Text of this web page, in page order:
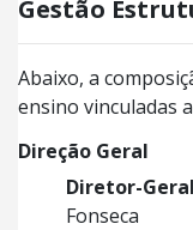
Gestão
Abaixo, a
ensino vinculadas
Direção Geral
Diretor-
Fonseca